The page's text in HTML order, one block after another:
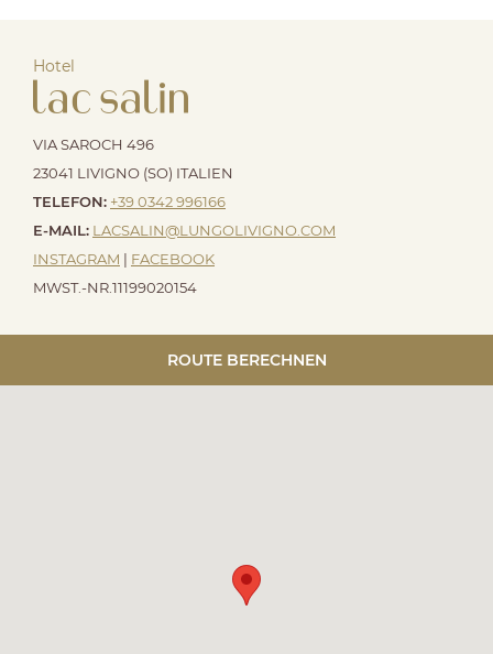
Hotel
VIA SAROCH 496
23041 LIVIGNO (SO) ITALIEN
TELEFON: +39 0342 996166
E-MAIL: LACSALIN@LUNGOLIVIGNO.COM
INSTAGRAM | FACEBOOK
MWST.-NR.11199020154